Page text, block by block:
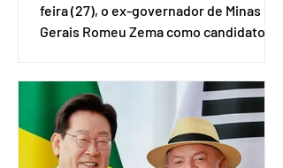
feira (27), o ex-governador de Minas
Gerais Romeu Zema como candidato à
Brasília. O Novo ainda não definiu quem
vai compor a chapa como candidato a
vice-presidente. A convenção contou
com a presença do presidente nacional